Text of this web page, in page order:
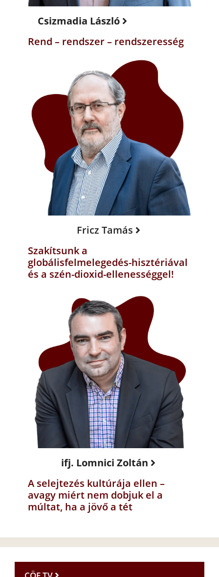
Csizmadia László
Rend – rendszer – rendszeresség
Fricz Tamás
Szakítsunk a
globálisfelmelegedés-hisztériával
és a szén-dioxid-ellenességgel!
ifj. Lomnici Zoltán
A selejtezés kultúrája ellen –
avagy miért nem dobjuk el a
múltat, ha a jövő a tét